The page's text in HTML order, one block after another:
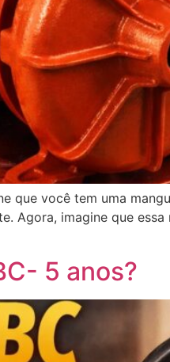
você tem uma
imagine que
5 anos?